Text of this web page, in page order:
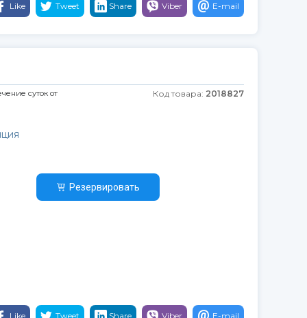
Like Tweet Share Viber E-mail
суток от Код товара: 2018827
Резервировать
Like Tweet Share Viber E-mail